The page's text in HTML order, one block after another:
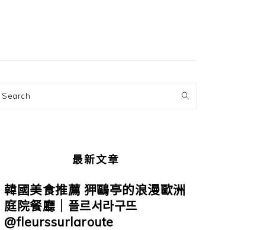
欄
Search
最新文章
韓國美食推薦 狎鷗亭的浪漫歐洲
庭院餐廳｜플르서라구뜨
@fleurssurlaroute